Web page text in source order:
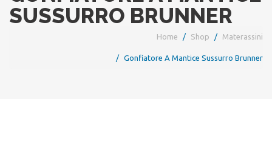
SUSSURRO BRUNNER
Home Shop Materassini
Gonfiatore A Mantice Sussurro Brunner